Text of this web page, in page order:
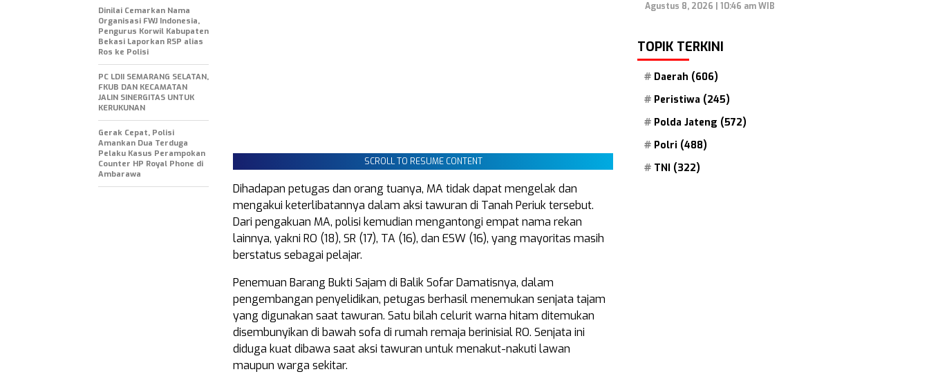
SCROLL TO RESUME CONTENT
Dihadapan petugas dan orang tuanya, MA tidak dapat mengelak dan
mengakui keterlibatannya dalam aksi tawuran di Tanah Periuk tersebut.
Dari pengakuan MA, polisi kemudian mengantongi empat nama rekan
lainnya, yakni RO (18), SR (17), TA (16), dan ESW (16), yang mayoritas masih
berstatus sebagai pelajar.
Penemuan Barang Bukti Sajam di Balik Sofar Damatisnya, dalam
pengembangan penyelidikan, petugas berhasil menemukan senjata tajam
yang digunakan saat tawuran. Satu bilah celurit warna hitam ditemukan
disembunyikan di bawah sofa di rumah remaja berinisial RO. Senjata ini
diduga kuat dibawa saat aksi tawuran untuk menakut-nakuti lawan
maupun warga sekitar.
Dinilai Cemarkan Nama
Organisasi FWJ Indonesia,
Pengurus Korwil Kabupaten
Bekasi Laporkan RSP alias
Ros ke Polisi
PC LDII SEMARANG SELATAN,
FKUB DAN KECAMATAN
JALIN SINERGITAS UNTUK
KERUKUNAN
Gerak Cepat, Polisi
Amankan Dua Terduga
Pelaku Kasus Perampokan
Counter HP Royal Phone di
Ambarawa
Agustus 8, 2026 | 10:46 am WIB
TOPIK TERKINI
Daerah (606)
Peristiwa (245)
Polda Jateng (572)
Polri (488)
TNI (322)